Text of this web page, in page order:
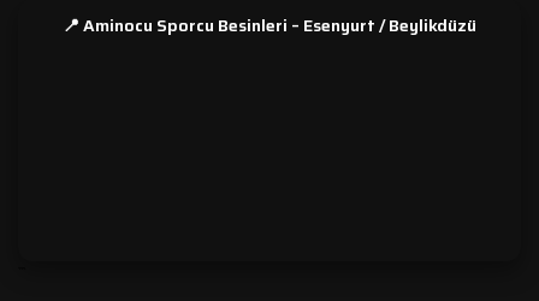
📍 Aminocu Sporcu Besinleri – Esenyurt / Beylikdüzü